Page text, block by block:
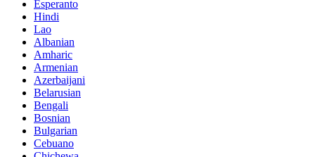
Esperanto
Hindi
Lao
Albanian
Amharic
Armenian
Azerbaijani
Belarusian
Bengali
Bosnian
Bulgarian
Cebuano